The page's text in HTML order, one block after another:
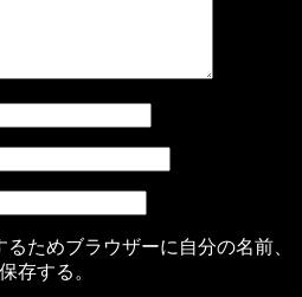
ためブラウザーに自分の名前、
存する。